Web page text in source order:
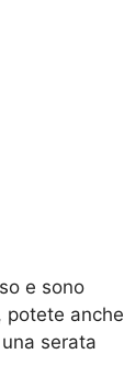
e sono
potete anche
serata